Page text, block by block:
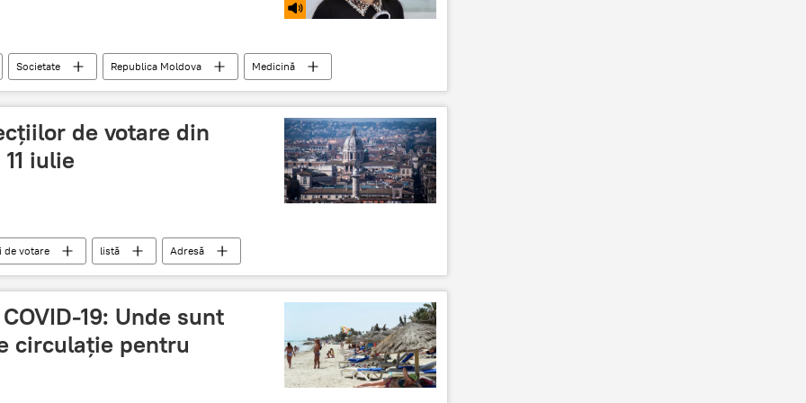
Societate Republica Moldova
Medicină
boli cronice medic USMF
de votare din
iulie
de votare listă
Adresă
Italia
Secții de votare peste hotare 2021
19: Unde sunt
circulație pentru